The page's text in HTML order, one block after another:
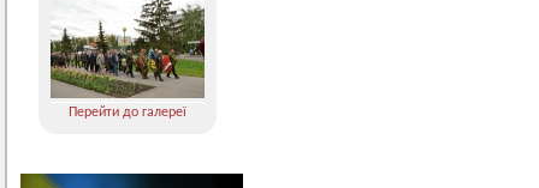
Перейти до галереї